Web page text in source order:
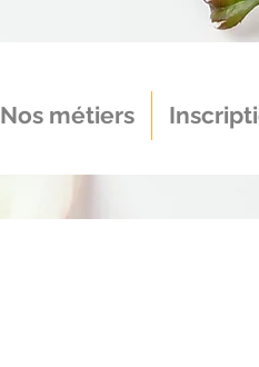
Nos métiers